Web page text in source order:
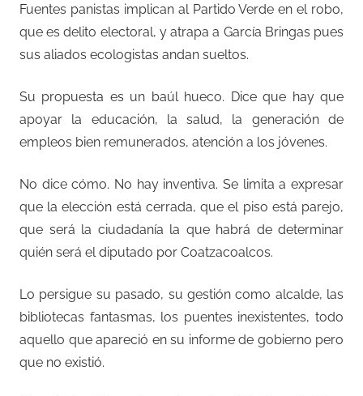
Fuentes panistas implican al Partido Verde en el robo,
que es delito electoral, y atrapa a García Bringas pues
sus aliados ecologistas andan sueltos.
Su propuesta es un baúl hueco. Dice que hay que
apoyar la educación, la salud, la generación de
empleos bien remunerados, atención a los jóvenes.
No dice cómo. No hay inventiva. Se limita a expresar
que la elección está cerrada, que el piso está parejo,
que será la ciudadanía la que habrá de determinar
quién será el diputado por Coatzacoalcos.
Lo persigue su pasado, su gestión como alcalde, las
bibliotecas fantasmas, los puentes inexistentes, todo
aquello que apareció en su informe de gobierno pero
que no existió.